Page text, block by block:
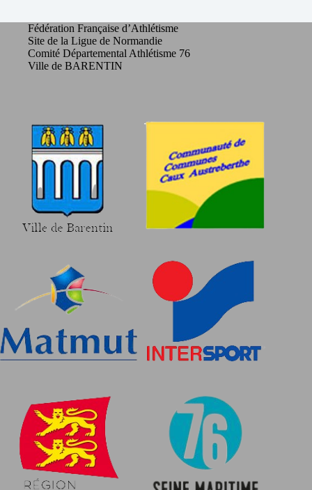
Fédération Française d’Athlétisme
Site de la Ligue de Normandie
Comité Départemental Athlétisme 76
Ville de BARENTIN